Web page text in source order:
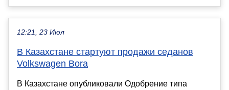
12:21, 23 Июл
В Казахстане стартуют продажи седанов
Volkswagen Bora
В Казахстане опубликовали Одобрение типа